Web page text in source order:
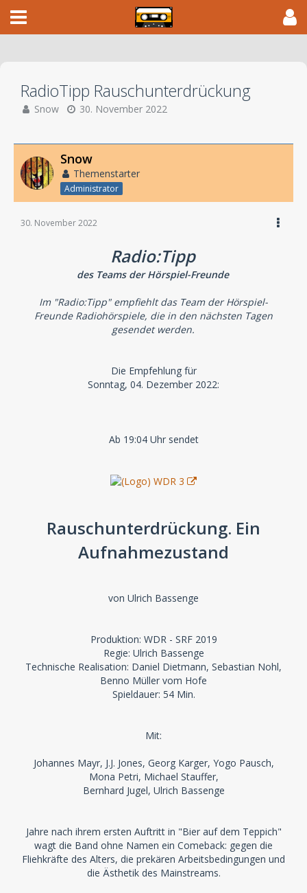
RadioTipp Rauschunterdrückung
Snow 30. November 2022
Snow
Themenstarter
Administrator
30. November 2022
Radio:Tipp
des Teams der Hörspiel-Freunde
Im "Radio:Tipp" empfiehlt das Team der Hörspiel-
Freunde Radiohörspiele, die in den nächsten Tagen
gesendet werden.
Die Empfehlung für
Sonntag, 04. Dezember 2022:
Ab 19:04 Uhr sendet
Rauschunterdrückung. Ein
Aufnahmezustand
von Ulrich Bassenge
Produktion: WDR - SRF 2019
Regie: Ulrich Bassenge
Technische Realisation: Daniel Dietmann, Sebastian Nohl,
Benno Müller vom Hofe
Spieldauer: 54 Min.
Mit:
Johannes Mayr, J.J. Jones, Georg Karger, Yogo Pausch,
Mona Petri, Michael Stauffer,
Bernhard Jugel, Ulrich Bassenge
Jahre nach ihrem ersten Auftritt in "Bier auf dem Teppich"
wagt die Band ohne Namen ein Comeback: gegen die
Fliehkräfte des Alters, die prekären Arbeitsbedingungen und
die Ästhetik des Mainstreams.